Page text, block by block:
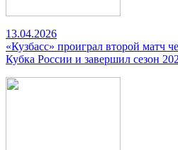
13.04.2026
«Кузбасс» проиграл второй матч
Кубка России и завершил сезон